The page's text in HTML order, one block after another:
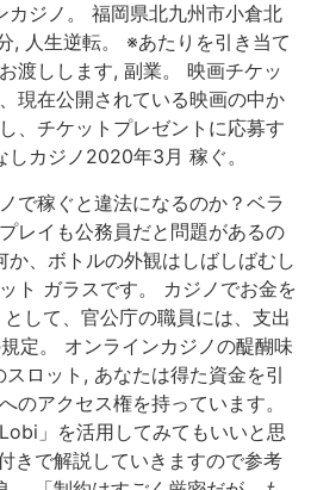
カジノ。 福岡県北九州市小倉北
, 人生逆転。 ※あたりを引き当て
渡しします, 副業。 映画チケッ
現在公開されている映画の中か
、チケットプレゼントに応募す
カジノ2020年3月 稼ぐ。
で稼ぐと違法になるのか？ベラ
レイも公務員だと問題があるの
、ボトルの外観はしばしばむし
ト ガラスです。 カジノでお金を
して、官公庁の職員には、支出
定。 オンラインカジノの醍醐味
ロット, あなたは得た資金を引
のアクセス権を持っています。
」を活用してみてもいいと思
きで解説していきますので参考